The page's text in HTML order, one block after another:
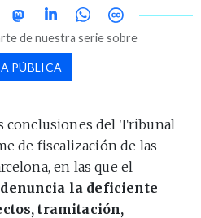
de nuestra serie sobre
PÚBLICA
conclusiones del Tribunal
de fiscalización de las
en las que el
la deficiente
tramitación,